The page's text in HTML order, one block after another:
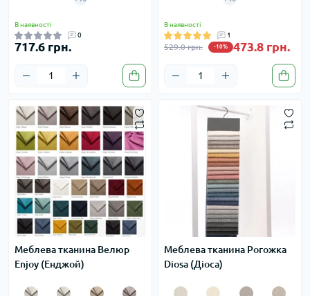
В наявності
0
717.6 грн.
В наявності
1
529.0 грн. -10% 473.8 грн.
Меблева тканина Велюр
Enjoy (Енджой)
Меблева тканина Рогожка
Diosa (Діоса)